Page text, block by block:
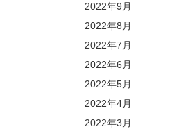
2022年9月
2022年8月
2022年7月
2022年6月
2022年5月
2022年4月
2022年3月